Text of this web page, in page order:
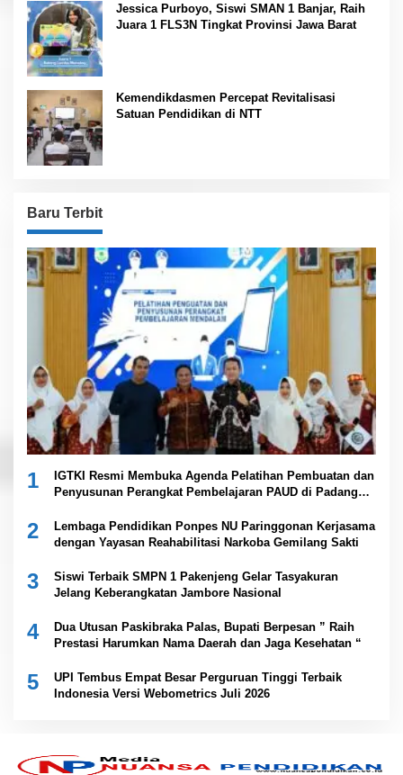
Jessica Purboyo, Siswi SMAN 1 Banjar, Raih
Juara 1 FLS3N Tingkat Provinsi Jawa Barat
Kemendikdasmen Percepat Revitalisasi
Satuan Pendidikan di NTT
Baru Terbit
1
IGTKI Resmi Membuka Agenda Pelatihan Pembuatan dan
Penyusunan Perangkat Pembelajaran PAUD di Padang
2
Lembaga Pendidikan Ponpes NU Paringgonan Kerjasama
dengan Yayasan Reahabilitasi Narkoba Gemilang Sakti
3
Siswi Terbaik SMPN 1 Pakenjeng Gelar Tasyakuran
Jelang Keberangkatan Jambore Nasional
4
Dua Utusan Paskibraka Palas, Bupati Berpesan ” Raih
Prestasi Harumkan Nama Daerah dan Jaga Kesehatan “
5
UPI Tembus Empat Besar Perguruan Tinggi Terbaik
Indonesia Versi Webometrics Juli 2026